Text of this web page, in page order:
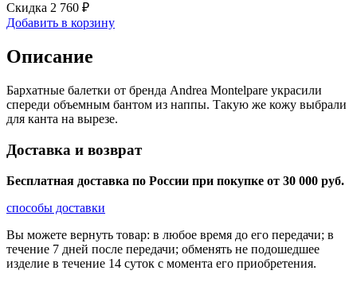
Скидка 2 760 ₽
Добавить в корзину
Описание
Бархатные балетки от бренда Andrea Montelpare украсили
спереди объемным бантом из наппы. Такую же кожу выбрали
для канта на вырезе.
Доставка и возврат
Бесплатная доставка по России при покупке от 30 000 pуб.
способы доставки
Вы можете вернуть товар: в любое время до его передачи; в
течение 7 дней после передачи; обменять не подошедшее
изделие в течение 14 суток с момента его приобретения.